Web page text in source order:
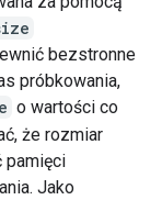
bezstronne
próbkowania,
o wartości co
że rozmiar
pamięci
Jako